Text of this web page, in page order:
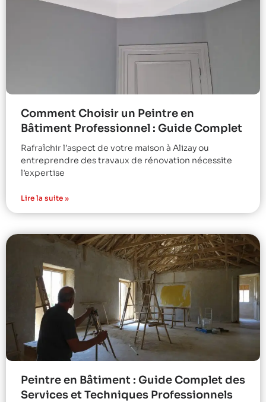
Comment Choisir un Peintre en
Bâtiment Professionnel : Guide Complet
Rafraîchir l’aspect de votre maison à Alizay ou
entreprendre des travaux de rénovation nécessite
l’expertise
Lire la suite »
Peintre en Bâtiment : Guide Complet des
Services et Techniques Professionnels